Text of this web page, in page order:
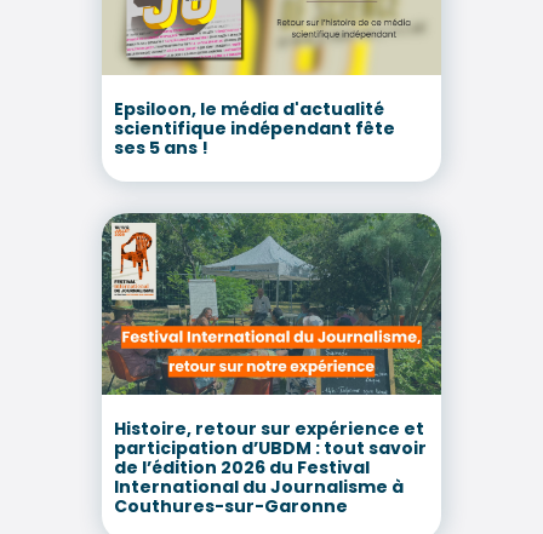
Epsiloon, le média d'actualité
scientifique indépendant fête
ses 5 ans !
Histoire, retour sur expérience et
participation d’UBDM : tout savoir
de l’édition 2026 du Festival
International du Journalisme à
Couthures-sur-Garonne